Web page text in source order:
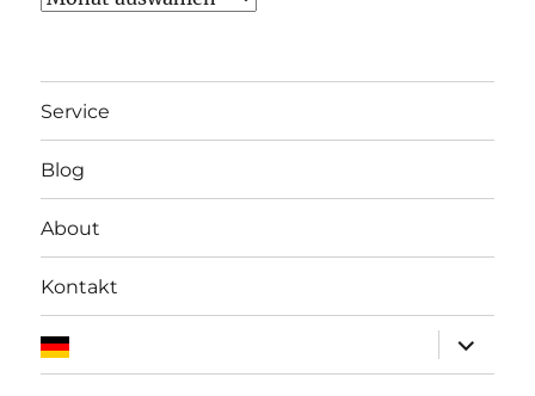
Service
Blog
About
Kontakt
anzeigen